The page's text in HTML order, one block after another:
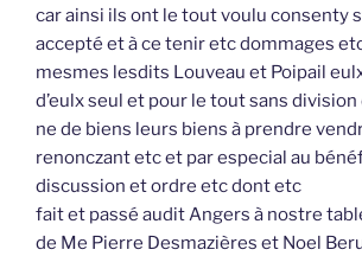
car ainsi ils ont le tout voulu consenty
accepté et à ce tenir etc dommages
mesmes lesdits Louveau et Poipail
d’eulx seul et pour le tout sans
ne de biens leurs biens à prendre
renonczant etc et par especial au
discussion et ordre etc dont etc
fait et passé audit Angers à nostre
de Me Pierre Desmazières et Noel